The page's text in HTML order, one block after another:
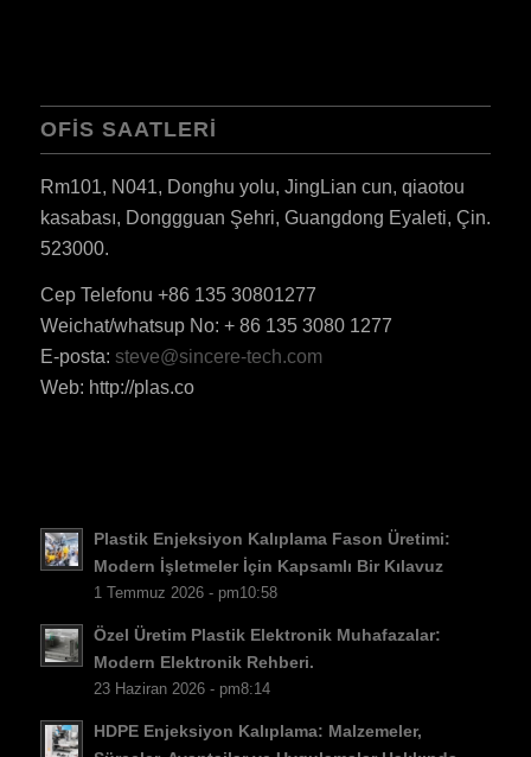
OFIS SAATLERI
Rm101, N041, Donghu yolu, JingLian cun, qiaotou
kasabası, Donggguan Şehri, Guangdong Eyaleti, Çin.
523000.
Cep Telefonu +86 135 30801277
Weichat/whatsup No: + 86 135 3080 1277
E-posta: steve@sincere-tech.com
Web: http://plas.co
Plastik Enjeksiyon Kalıplama Fason Üretimi:
Modern İşletmeler İçin Kapsamlı Bir Kılavuz
1 Temmuz 2026 - pm10:58
Özel Üretim Plastik Elektronik Muhafazalar:
Modern Elektronik Rehberi.
23 Haziran 2026 - pm8:14
HDPE Enjeksiyon Kalıplama: Malzemeler,
KO
PT
CS
DA
FI
RO
ES_MX